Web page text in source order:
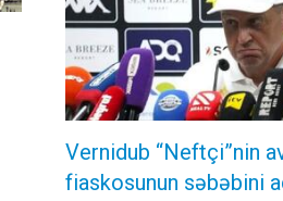
Vernidub “Neftçi”nin
fiaskosunun səbəbini